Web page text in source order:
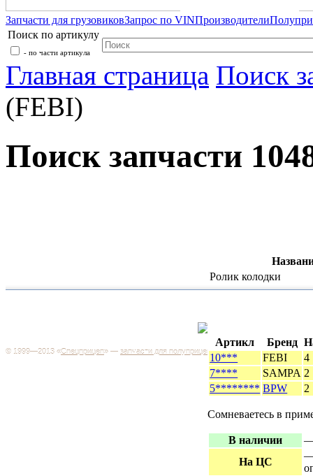
Запчасти для грузовиковЗапрос по VINПроизводители
Поиск по артикулу
- по части артикула
Главная страница Поиск
(FEBI)
Поиск запчасти
Ролик колодки
Артикл Бренд
10***
FEBI
4
7****
SAMPA 2
5******** BPW 2
Сомневаетесь в
В наличии
—
На ЦС
—
© 1999—2013 «Спецприцеп» — запчасти для полуприцепов
Покупая у нас, вы можете быть уверены в качестве - ведь мы